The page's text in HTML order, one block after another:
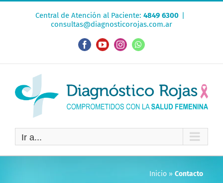
Central de Atención al Paciente: 4849 6300 |
consultas@diagnosticorojas.com.ar
FacebookYouTubeInstagramWhatsApp
Ir a...
Inicio » Contacto